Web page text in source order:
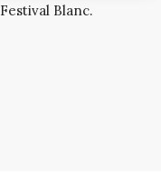
Blanc.